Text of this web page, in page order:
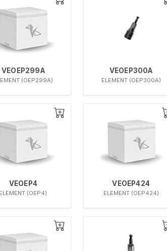
VEOEP299A
(OEP299A)
VEOEP300A
ELEMENT (OEP300A)
VEOEP4
ELEMENT (OEP4)
VEOEP424
ELEMENT (OEP424)